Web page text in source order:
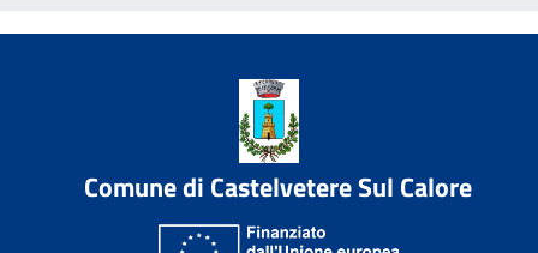
Comune di Castelvetere Sul Calore